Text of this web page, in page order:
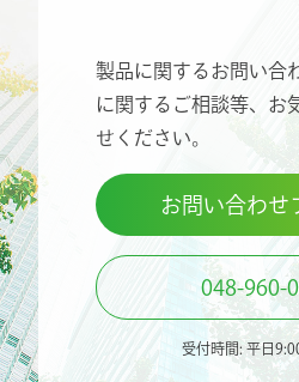
製品に関するお問い合
に関するご相談等、 お
せください。
お問い合わせ
048-960-
受付時間: 平日